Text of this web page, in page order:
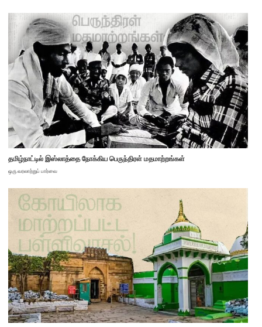
தமிழ்நாட்டில் இஸ்லாத்தை நோக்கிய பெருந்திரள் மதமாற்றங்கள்
ஒரு வரலாற்றுப் பார்வை